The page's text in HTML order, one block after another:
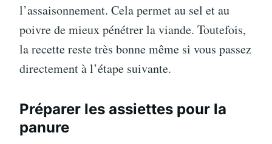
l’assaisonnement. Cela permet au sel et au
poivre de mieux pénétrer la viande. Toutefois,
la recette reste très bonne même si vous passez
directement à l’étape suivante.
Préparer les assiettes pour la
panure